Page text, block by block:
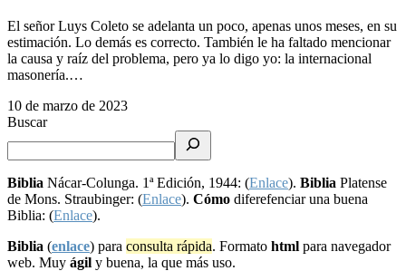
El señor Luys Coleto se adelanta un poco, apenas unos meses, en su
estimación. Lo demás es correcto. También le ha faltado mencionar
la causa y raíz del problema, pero ya lo digo yo: la internacional
masonería.…
10 de marzo de 2023
Buscar
Biblia Nácar-Colunga. 1ª Edición, 1944: (Enlace). Biblia Platense
de Mons. Straubinger: (Enlace). Cómo diferefenciar una buena
Biblia: (Enlace).
Biblia (enlace) para consulta rápida. Formato html para navegador
web. Muy ágil y buena, la que más uso.